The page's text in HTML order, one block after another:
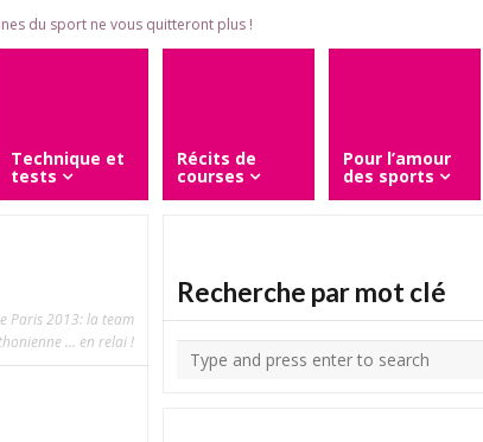
du sport ne vous quitteront plus !
Technique et
tests
Récits de
courses
Pour l’amour
des sports
Paris 2013: la team
... en relai !
Recherche par mot clé